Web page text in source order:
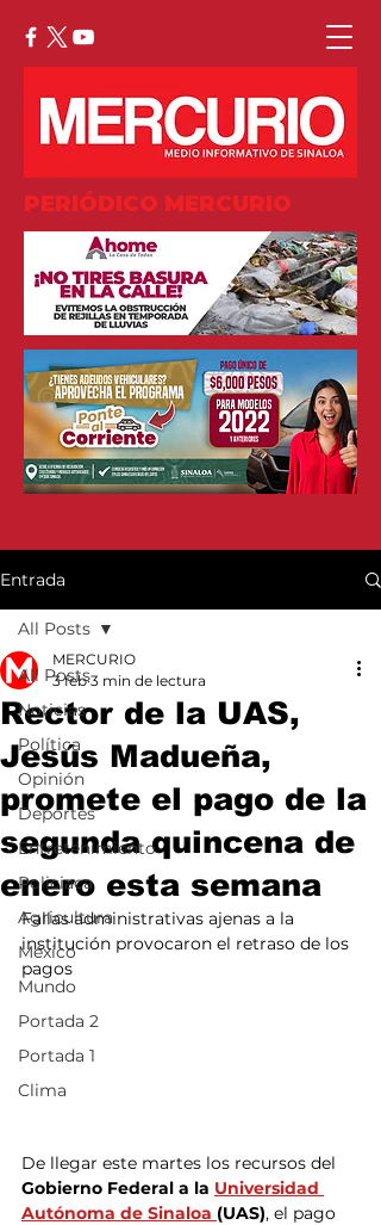
PERIÓDICO MERCURIO
Entrada
All Posts
Noticias
Política
Opinión
Deportes
Entretenimiento
Policiaca
Agricultura
México
Mundo
Portada 2
Portada 1
Clima
All Posts
Rector de la UAS,
Jesús Madueña,
promete el pago de la
segunda quincena de
enero esta semana
MERCURIO
3 feb 3 min de lectura
Fallas administrativas ajenas a la
institución provocaron el retraso de los
pagos
De llegar este martes los recursos del
Gobierno Federal a la Universidad
Autónoma de Sinaloa (UAS), el pago